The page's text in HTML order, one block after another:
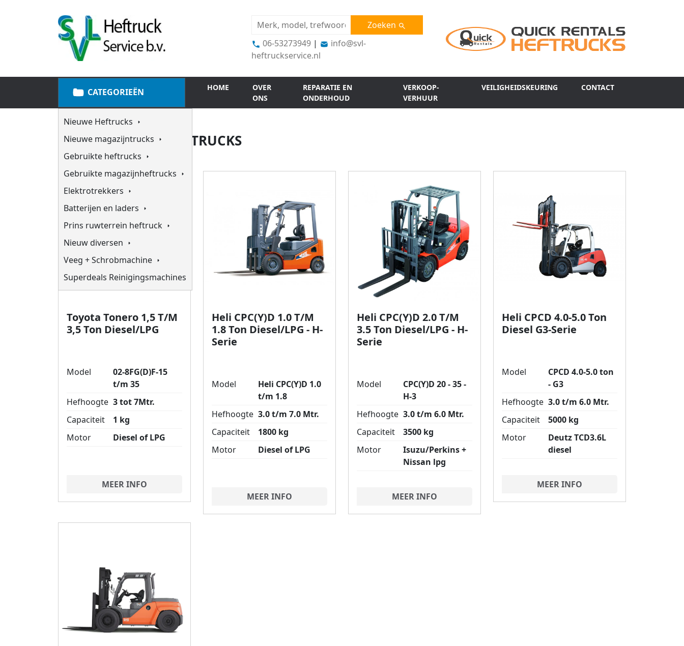
Zoeken
06-53273949 |
info@svl-
heftruckservice.nl
CATEGORIEËN
Nieuwe Heftrucks
Nieuwe magazijntrucks
Gebruikte heftrucks
Gebruikte magazijnheftrucks
Elektrotrekkers
Batterijen en laders
Prins ruwterrein heftruck
Nieuw diversen
Veeg + Schrobmachine
Superdeals Reinigingsmachines
HOME
OVER
ONS
REPARATIE EN
ONDERHOUD
VERKOOP-
VERHUUR
VEILIGHEIDSKEURING CONTACT
VERBRANDINGS HEFTRUCKS
Toyota Tonero 1,5 T/M
3,5 Ton Diesel/LPG
Model
02-8FG(D)F-15
t/m 35
Hefhoogte 3 tot 7Mtr.
Capaciteit
1 kg
Motor
Diesel of LPG
MEER INFO
Heli CPC(Y)D 1.0 T/M
1.8 Ton Diesel/LPG - H-
Serie
Model
Heli CPC(Y)D 1.0
t/m 1.8
Hefhoogte 3.0 t/m 7.0 Mtr.
Capaciteit
1800 kg
Motor
Diesel of LPG
MEER INFO
Heli CPC(Y)D 2.0 T/M
3.5 Ton Diesel/LPG - H-
Serie
Model
CPC(Y)D 20 - 35 -
H-3
Hefhoogte 3.0 t/m 6.0 Mtr.
Capaciteit
3500 kg
Motor
Isuzu/Perkins +
Nissan lpg
MEER INFO
Heli CPCD 4.0-5.0 Ton
Diesel G3-Serie
Model
CPCD 4.0-5.0 ton
- G3
Hefhoogte 3.0 t/m 6.0 Mtr.
Capaciteit
5000 kg
Motor
Deutz TCD3.6L
diesel
MEER INFO